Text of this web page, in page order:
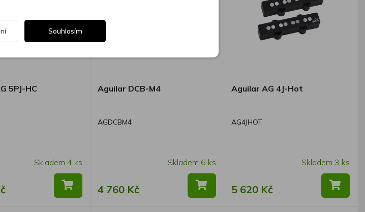
5PJ-HC
Skladem 4 ks
Aguilar DCB-M4
AGDCBM4
Skladem 6 ks
4 760 Kč
Aguilar AG 4J-Hot
AG4JHOT
Skladem 3 ks
5 620 Kč
Souhlasím